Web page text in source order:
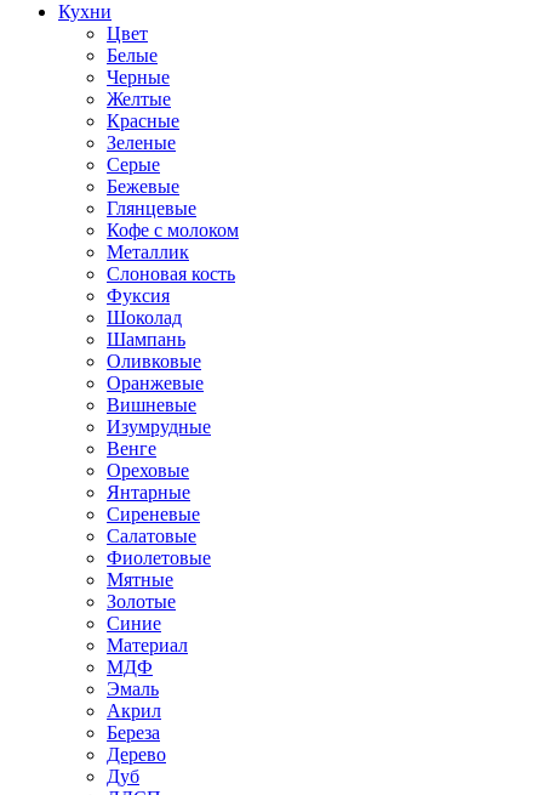
Кухни
Цвет
Белые
Черные
Желтые
Красные
Зеленые
Серые
Бежевые
Глянцевые
Кофе с молоком
Металлик
Слоновая кость
Фуксия
Шоколад
Шампань
Оливковые
Оранжевые
Вишневые
Изумрудные
Венге
Ореховые
Янтарные
Сиреневые
Салатовые
Фиолетовые
Мятные
Золотые
Синие
Материал
МДФ
Эмаль
Акрил
Береза
Дерево
Дуб